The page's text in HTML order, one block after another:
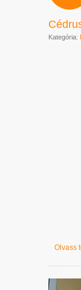
Kategória:
Olvass